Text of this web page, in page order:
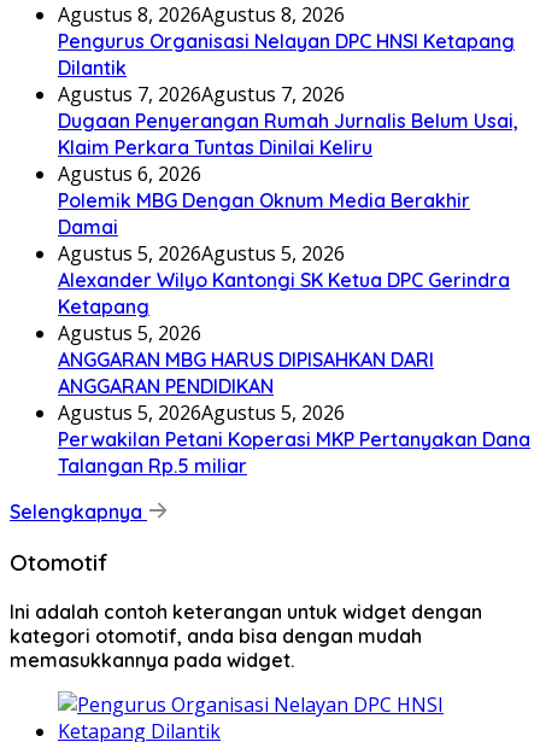
Agustus 8, 2026Agustus 8, 2026
Pengurus Organisasi Nelayan DPC HNSI Ketapang
Dilantik
Agustus 7, 2026Agustus 7, 2026
Dugaan Penyerangan Rumah Jurnalis Belum Usai,
Klaim Perkara Tuntas Dinilai Keliru
Agustus 6, 2026
Polemik MBG Dengan Oknum Media Berakhir
Damai
Agustus 5, 2026Agustus 5, 2026
Alexander Wilyo Kantongi SK Ketua DPC Gerindra
Ketapang
Agustus 5, 2026
ANGGARAN MBG HARUS DIPISAHKAN DARI
ANGGARAN PENDIDIKAN
Agustus 5, 2026Agustus 5, 2026
Perwakilan Petani Koperasi MKP Pertanyakan Dana
Talangan Rp.5 miliar
Selengkapnya
Otomotif
Ini adalah contoh keterangan untuk widget dengan
kategori otomotif, anda bisa dengan mudah
memasukkannya pada widget.